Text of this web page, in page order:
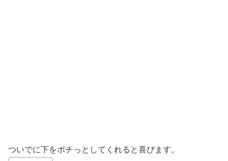
ついでに下をポチっとしてくれると喜びます。